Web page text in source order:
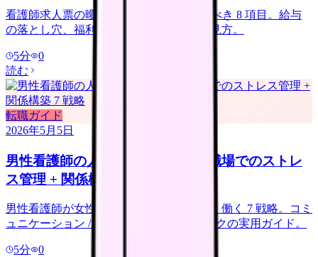
看護師求人票の曖昧表現の真意 + 確認すべき 8 項目。給与
の落とし穴、福利厚生の罠、賞与実績の見方。
5分
0
読む
転職ガイド
2026年5月5日
男性看護師の人間関係｜女性多数職場でのストレ
ス管理 + 関係構築 7 戦略
男性看護師が女性主体職場でストレスなく働く 7 戦略。コミ
ュニケーション / 業務外 / 男性ネットワークの実用ガイド。
5分
0